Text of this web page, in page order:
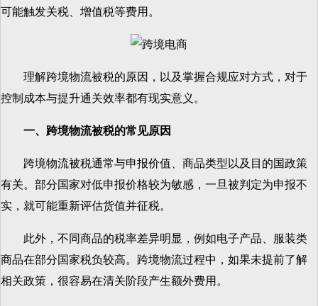
可能触发关税、增值税等费用。
理解跨境物流被税的原因，以及掌握合规应对方式，对于
控制成本与提升通关效率都有现实意义。
一、跨境物流被税的常见原因
跨境物流被税通常与申报价值、商品类型以及目的国政策
有关。部分国家对低申报价格较为敏感，一旦被判定为申报不
实，就可能重新评估货值并征税。
此外，不同商品的税率差异明显，例如电子产品、服装类
商品在部分国家税负较高。跨境物流过程中，如果未提前了解
相关政策，很容易在清关阶段产生额外费用。